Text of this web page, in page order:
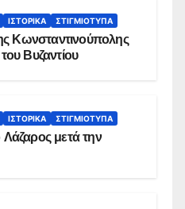
ΙΣΤΟΡΙΚΆ ΣΤΙΓΜΙΌΤΥΠΑ
Κωνσταντινούπολης
Βυζαντίου
ΙΣΤΟΡΙΚΆ ΣΤΙΓΜΙΌΤΥΠΑ
Λάζαρος μετά την